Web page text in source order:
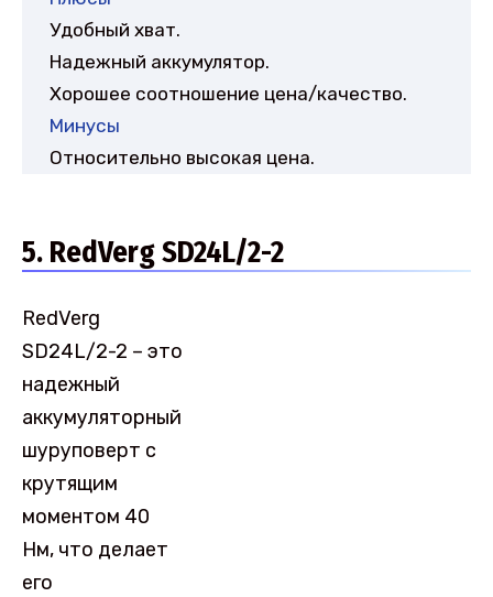
Удобный хват.
Надежный аккумулятор.
Хорошее соотношение цена/качество.
Минусы
Относительно высокая цена.
5. RedVerg SD24L/2-2
RedVerg
SD24L/2-2 – это
надежный
аккумуляторный
шуруповерт с
крутящим
моментом 40
Нм, что делает
его